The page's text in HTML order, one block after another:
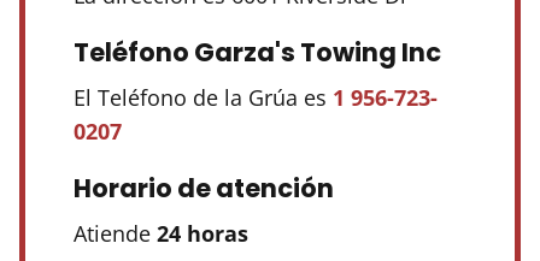
Teléfono Garza's Towing Inc
El Teléfono de la Grúa es 1 956-723-
0207
Horario de atención
Atiende 24 horas